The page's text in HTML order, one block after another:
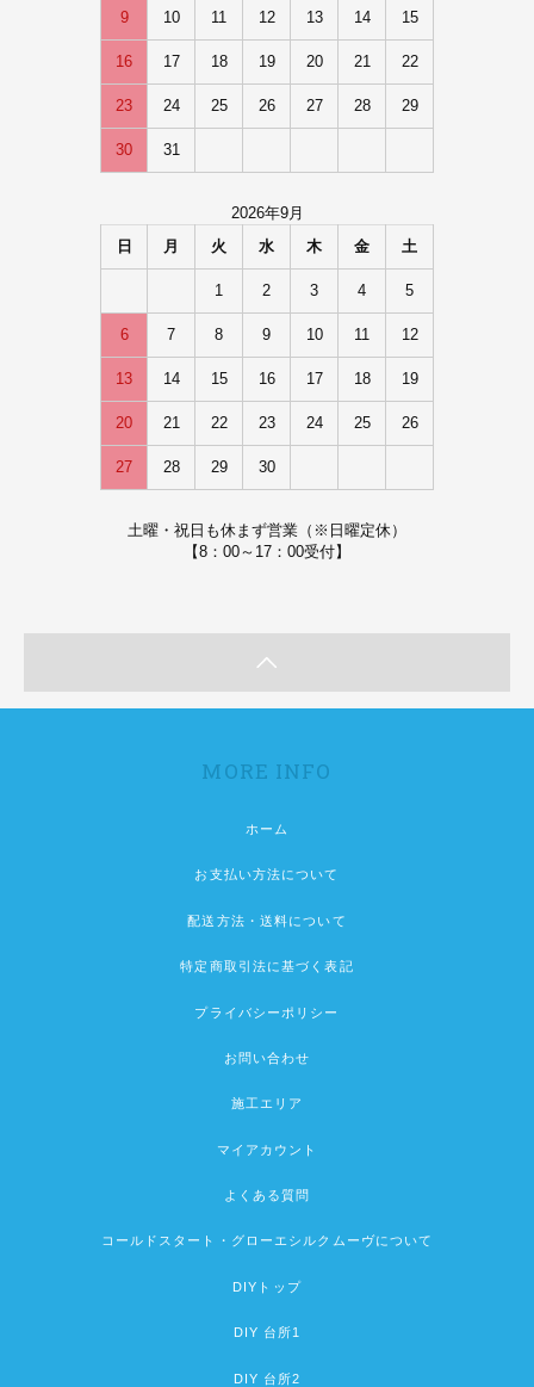
9 10 11 12 13 14 15
16 17 18 19 20 21 22
23 24 25 26 27 28 29
30 31
2026年9月
日
月 火 水 木 金 土
1 2 3 4 5
6 7 8 9 10 11 12
13 14 15 16 17 18 19
20 21 22 23 24 25 26
27 28 29 30
土曜・祝日も休まず営業（※日曜定休）
【8：00～17：00受付】
MORE INFO
ホーム
お支払い方法について
配送方法・送料について
特定商取引法に基づく表記
プライバシーポリシー
お問い合わせ
施工エリア
マイアカウント
よくある質問
コールドスタート・グローエシルクムーヴについて
DIYトップ
DIY 台所1
DIY 台所2